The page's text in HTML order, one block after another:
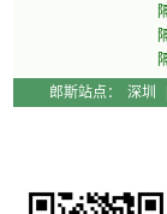
郎斯站点：
深圳